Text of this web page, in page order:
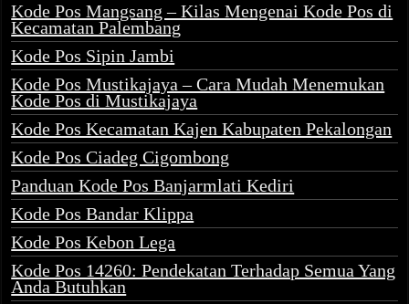
Kode Pos Mangsang – Kilas Mengenai Kode Pos di
Kecamatan Palembang
Kode Pos Sipin Jambi
Kode Pos Mustikajaya – Cara Mudah Menemukan
Kode Pos di Mustikajaya
Kode Pos Kecamatan Kajen Kabupaten Pekalongan
Kode Pos Ciadeg Cigombong
Panduan Kode Pos Banjarmlati Kediri
Kode Pos Bandar Klippa
Kode Pos Kebon Lega
Kode Pos 14260: Pendekatan Terhadap Semua Yang
Anda Butuhkan